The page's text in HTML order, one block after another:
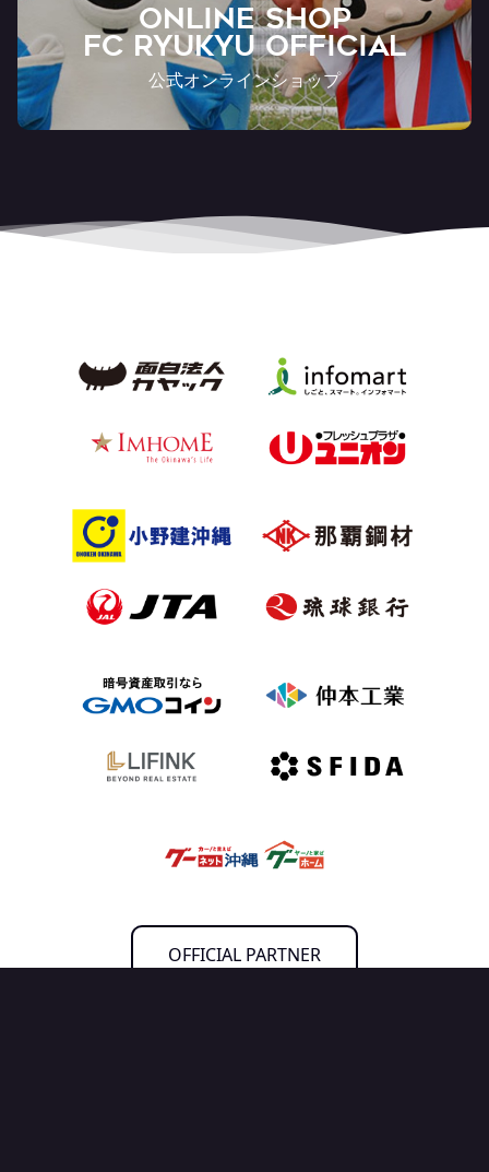
ONLINE SHOP
FC RYUKYU OFFICIAL
公式オンラインショップ
OFFICIAL PARTNER